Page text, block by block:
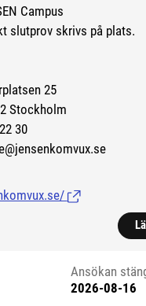
Campus
slutprov skrivs på plats.
25
Stockholm
30
(Länk till extern
Ansökan
2026-08-16